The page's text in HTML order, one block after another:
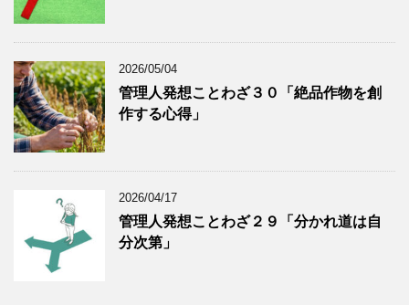
2026/05/04
管理人発想ことわざ３０「絶品作物を創
作する心得」
2026/04/17
管理人発想ことわざ２９「分かれ道は自
分次第」